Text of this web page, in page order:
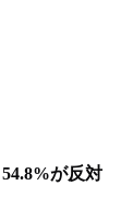
54.8%が反対